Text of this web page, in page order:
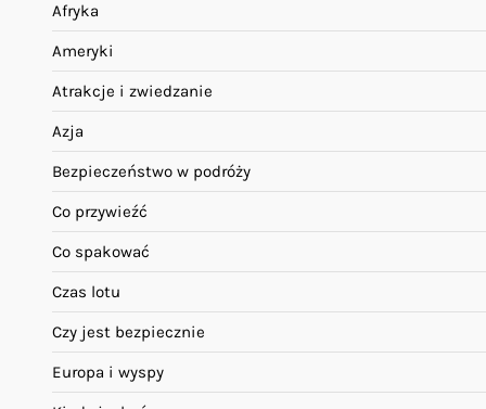
Afryka
Ameryki
Atrakcje i zwiedzanie
Azja
Bezpieczeństwo w podróży
Co przywieźć
Co spakować
Czas lotu
Czy jest bezpiecznie
Europa i wyspy